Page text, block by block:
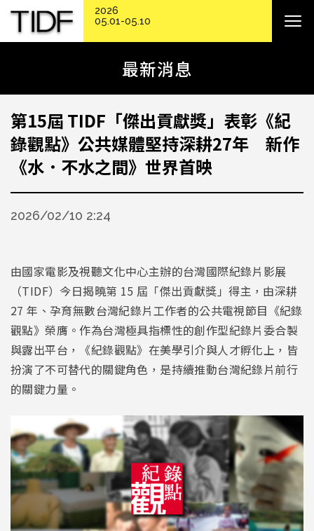
最新消息
第15屆 TIDF「傑出貢獻獎」表彰《紀
錄觀點》公共媒體堅持深耕27年 新作
《水．不水之間》世界首映
2026/02/10 2:24
由國家電影及視聽文化中心主辦的台灣國際紀錄片影展
（TIDF）今日揭曉第 15 屆「傑出貢獻獎」得主，由深耕
27 年、孕育無數台灣紀錄片工作者的公共電視節目《紀錄
觀點》榮膺。作為台灣極具指標性的創作型紀錄片委合製
與露出平台，《紀錄觀點》在美學引介與人才孵化上，皆
扮演了不可替代的關鍵角色，是持續推動台灣紀錄片前行
的關鍵力量。
2026
05.01-05.10